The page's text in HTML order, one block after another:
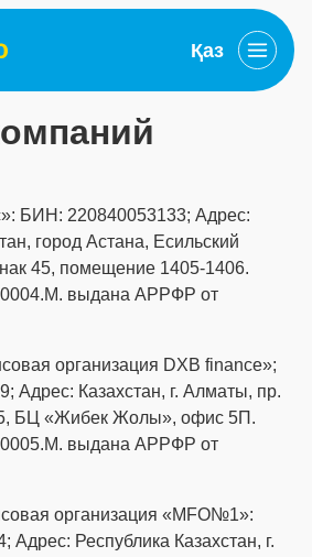
Қаз
БИН: 220840053133; Адрес:
город Астана, Есильский
45, помещение 1405-1406.
выдана АРРФР от
организация DXB finanсe»;
Адрес: Казахстан, г. Алматы, пр.
БЦ «Жибек Жолы», офис 5П.
выдана АРРФР от
организация «MFO№1»:
Республика Казахстан, г.